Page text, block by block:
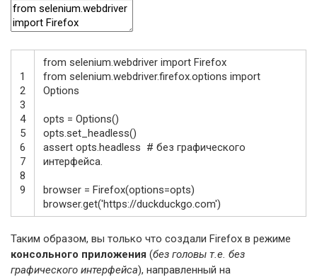
1
2
3
4
5
6
7
8
9
from selenium webdriver import Firefox
from selenium webdriver.firefoxoptions import
Options
opts = Options()
opts set_headless()
assert opts headless # без графического
интерфейса.
browser = Firefox(options=opts)
browser.get('https://duckduckgo.com')
Таким образом, вы только что создали Firefox в режиме
консольного приложения (без головы т.е. без
графического интерфейса), направленный на